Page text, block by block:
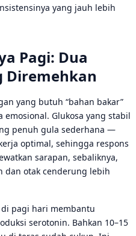
yang jauh lebih
Pagi: Dua
Diremehkan
yang butuh “bahan bakar”
emosional. Glukosa yang stabil
penuh gula sederhana —
optimal, sehingga respons
sarapan, sebaliknya,
dan otak cenderung lebih
pagi hari membantu
serotonin. Bahkan 10–15